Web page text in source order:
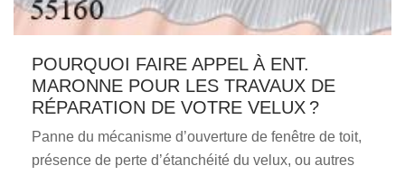
POURQUOI FAIRE APPEL À ENT.
MARONNE POUR LES TRAVAUX DE
RÉPARATION DE VOTRE VELUX ?
Panne du mécanisme d’ouverture de fenêtre de toit,
présence de perte d’étanchéité du velux, ou autres